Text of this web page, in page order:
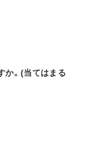
か。(当てはまる